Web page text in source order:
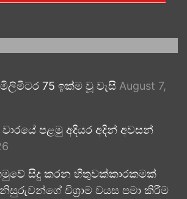
මිලිමීටර 75 ඉක්ම වූ වැසි August 7,
පළමු අදියර අදින් අවසන්
සිදු කරන හිතුවක්කාරකමක්
විශ්‍රාම වයස පමා කිරීම